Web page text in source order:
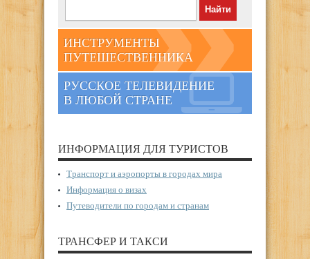
ИНСТРУМЕНТЫ
ПУТЕШЕСТВЕННИКА
РУССКОЕ ТЕЛЕВИДЕНИЕ
В ЛЮБОЙ СТРАНЕ
ИНФОРМАЦИЯ ДЛЯ ТУРИСТОВ
Транспорт и аэропорты в городах мира
Информация о визах
Путеводители по городам и странам
ТРАНСФЕР И ТАКСИ